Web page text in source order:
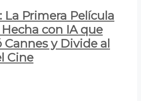
La Primera Película
con IA que
y Divide al
Cine